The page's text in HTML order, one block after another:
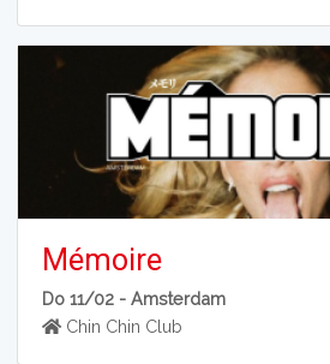
Mémoire
Do 11/02 -Amsterdam
Chin Chin Club